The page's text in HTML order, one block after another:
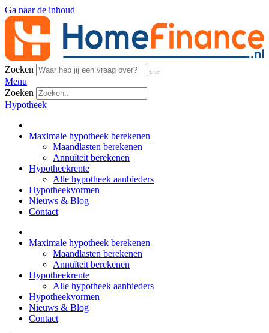
Ga naar de inhoud
Zoeken
Menu
Zoeken
Hypotheek
Maximale hypotheek berekenen
Maandlasten berekenen
Annuïteit berekenen
Hypotheekrente
Alle hypotheek aanbieders
Hypotheekvormen
Nieuws & Blog
Contact
Maximale hypotheek berekenen
Maandlasten berekenen
Annuïteit berekenen
Hypotheekrente
Alle hypotheek aanbieders
Hypotheekvormen
Nieuws & Blog
Contact